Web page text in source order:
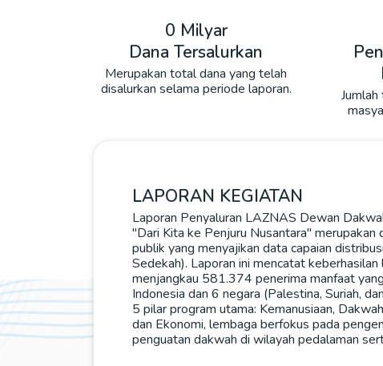
0 Milyar
Dana Tersalurkan
Merupakan total dana yang telah
disalurkan selama periode laporan.
LAPORAN KEGIATAN
Laporan Penyaluran LAZNAS Dewan
"Dari Kita ke Penjuru Nusantara" merupakan
publik yang menyajikan data capaian
Sedekah). Laporan ini mencatat
menjangkau 581.374 penerima manfaat
Indonesia dan 6 negara (Palestina, Suriah,
5 pilar program utama: Kemanusiaan,
dan Ekonomi, lembaga berfokus pada
penguatan dakwah di wilayah pedalaman